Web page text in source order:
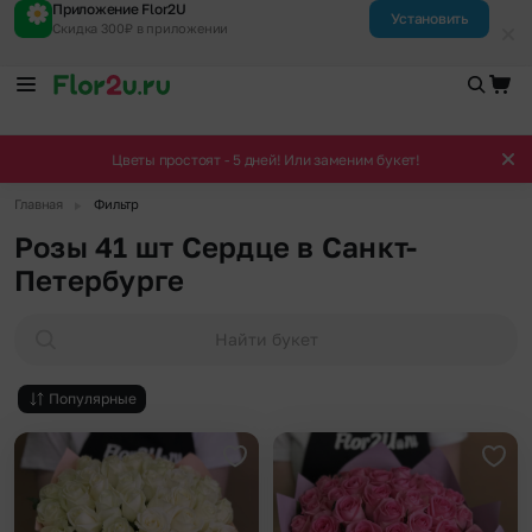
Приложение Flor2U
Скидка 300₽ в приложении
Установить
Цветы простоят - 5 дней! Или заменим букет!
Главная Фильтр
Розы 41 шт Сердце в Санкт-
Петербурге
Найти букет
Популярные
Добавить в избранное